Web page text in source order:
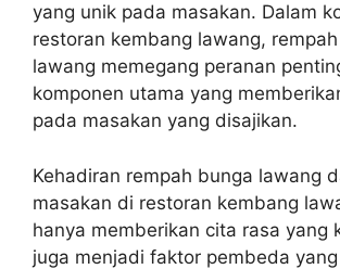
yang unik pada masakan. Dalam
restoran kembang lawang,
lawang memegang peranan
komponen utama yang
pada masakan yang disajikan.
Kehadiran rempah bunga lawang
masakan di restoran kembang
hanya memberikan cita rasa yang
juga menjadi faktor pembeda yang